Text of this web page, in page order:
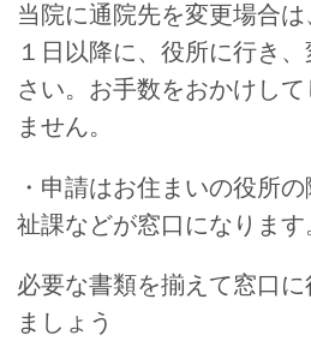
当院に通院先を変更場合
１日以降に、役所に行き
さい。お手数をおかけし
ません。
・申請はお住まいの役所
祉課などが窓口になります
必要な書類を揃えて窓口
ましょう